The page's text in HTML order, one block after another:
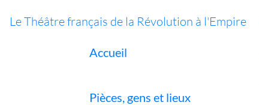
Le Théâtre français de la Révolution à l'Empire
Accueil
Pièces, gens et lieux